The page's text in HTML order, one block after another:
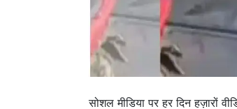
सोशल मीडिया पर हर दिन हज़ारों